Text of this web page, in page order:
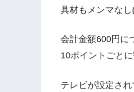
具材もメンマな
会計金額600円に
10ポイントごと
テレビが設定され